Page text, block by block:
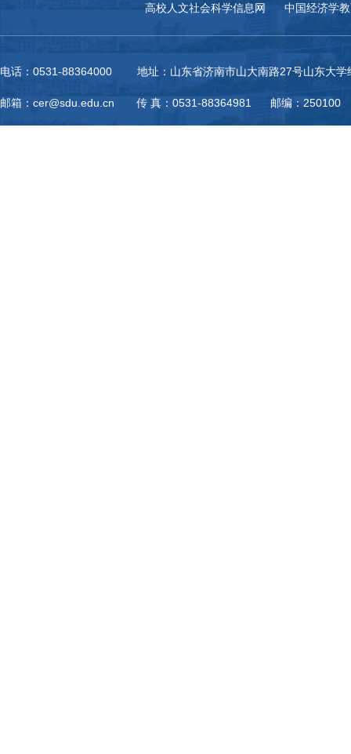
高校人文社会科学信息网 中国经济学
电话：0531-88364000 地址：山东省济南市山大南路27号山东大学
邮箱：cer@sdu.edu.cn 传 真：0531-88364981 邮编：250100